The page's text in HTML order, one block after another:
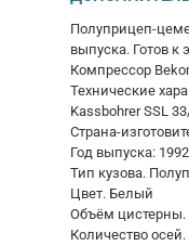
Полуприцеп-
выпуска. Готов к
Компрессор
Технические
Kassbohrer SSL
Страна-
Год выпуска: 1992
Тип кузова.
Цвет. Белый
Объём цистерны.
Количество осей.